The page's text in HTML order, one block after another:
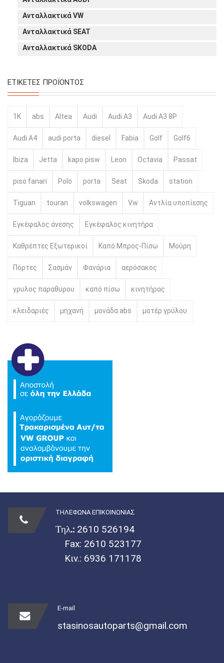
Ανταλλακτικά VW
Ανταλλακτικά SEAT
Ανταλλακτικά SKODA
ΕΤΙΚΈΤΕΣ ΠΡΟΪΌΝΤΟΣ
1K abs Altea Audi Audi A3 Audi A3 8P
Audi A4 audi porta diesel Fabia Golf Golf6
Ibiza Jetta kapo pisw Leon Octavia Passat
piso fanari Polo porta Seat Skoda station
Tiguan touran volkswagen Vw Αντλία υποπίεσης
Εγκέφαλος άνεσης Εγκέφαλος κινητήρα
Καθρέπτες Εξωτερικοί Καπό Μπρος-Πίσω Μούρη
Πόρτες Σασμάν Φανάρια αερόσακος
γρυλος παραθυρου καπό πίσω κινητήρας
κλειδαριές μηχανή μονάδα abs μοτέρ γρύλου
ΤΗΛΕΦΩΝΑ ΕΠΙΚΟΙΝΩΝΙΑΣ
Τηλ.: 2610 526194
Fax: 2610 523177
Κιν.: 6936 171178
E-mail
stasinosautoparts@gmail.com